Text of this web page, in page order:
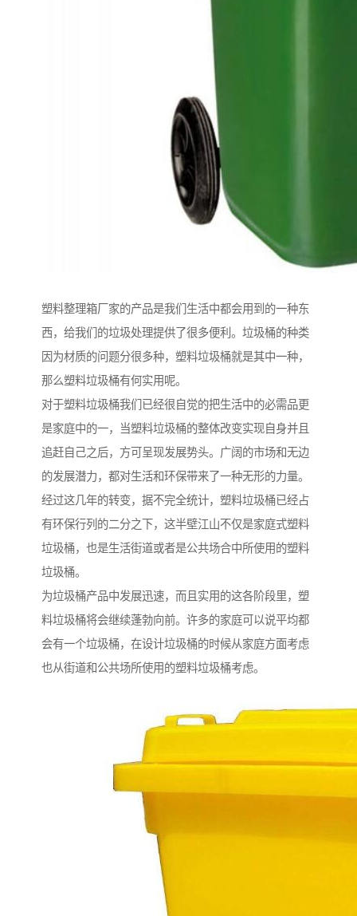
塑料整理箱厂家的产品是我们生活中都会用到的一种东
西，给我们的垃圾处理提供了很多便利。垃圾桶的种类
因为材质的问题分很多种，塑料垃圾桶就是其中一种，
那么塑料垃圾桶有何实用呢。
对于塑料垃圾桶我们已经很自觉的把生活中的必需品更
是家庭中的一，当塑料垃圾桶的整体改变实现自身并且
追赶自己之后，方可呈现发展势头。广阔的市场和无边
的发展潜力，都对生活和环保带来了一种无形的力量。
经过这几年的转变，据不完全统计，塑料垃圾桶已经占
有环保行列的二分之下，这半壁江山不仅是家庭式塑料
垃圾桶，也是生活街道或者是公共场合中所使用的塑料
垃圾桶。
为垃圾桶产品中发展迅速，而且实用的这各阶段里，塑
料垃圾桶将会继续蓬勃向前。许多的家庭可以说平均都
会有一个垃圾桶，在设计垃圾桶的时候从家庭方面考虑
也从街道和公共场所使用的塑料垃圾桶考虑。